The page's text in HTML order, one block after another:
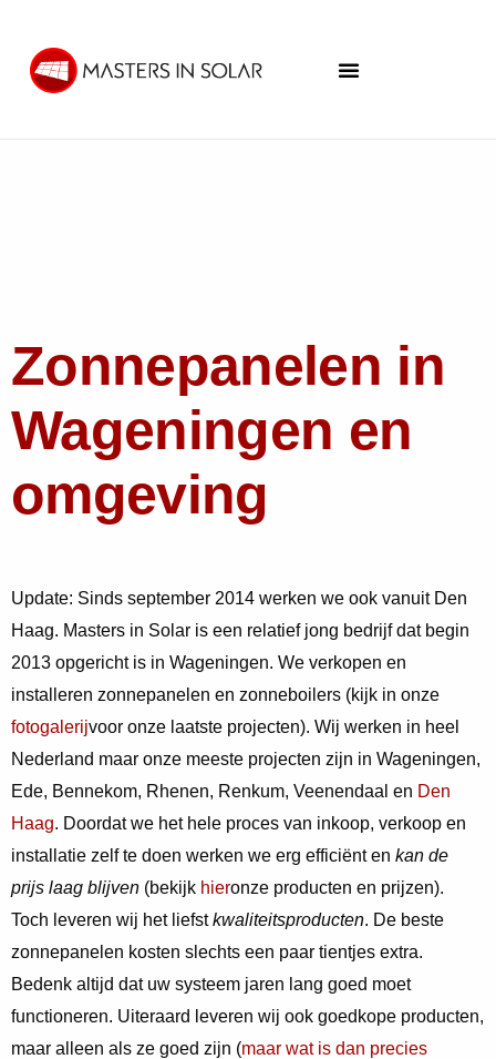
Zonnepanelen in
Wageningen en
omgeving
Update: Sinds september 2014 werken we ook vanuit Den
Haag. Masters in Solar is een relatief jong bedrijf dat begin
2013 opgericht is in Wageningen. We verkopen en
installeren zonnepanelen en zonneboilers (kijk in onze
fotogalerijvoor onze laatste projecten). Wij werken in heel
Nederland maar onze meeste projecten zijn in Wageningen,
Ede, Bennekom, Rhenen, Renkum, Veenendaal en Den
Haag. Doordat we het hele proces van inkoop, verkoop en
installatie zelf te doen werken we erg efficiënt en kan de
prijs laag blijven (bekijk hieronze producten en prijzen).
Toch leveren wij het liefstkwaliteitsproducten. De beste
zonnepanelen kosten slechts een paar tientjes extra.
Bedenk altijd dat uw systeem jaren lang goed moet
functioneren. Uiteraard leveren wij ook goedkope producten,
maar alleen als ze goed zijn (maar wat is dan precies